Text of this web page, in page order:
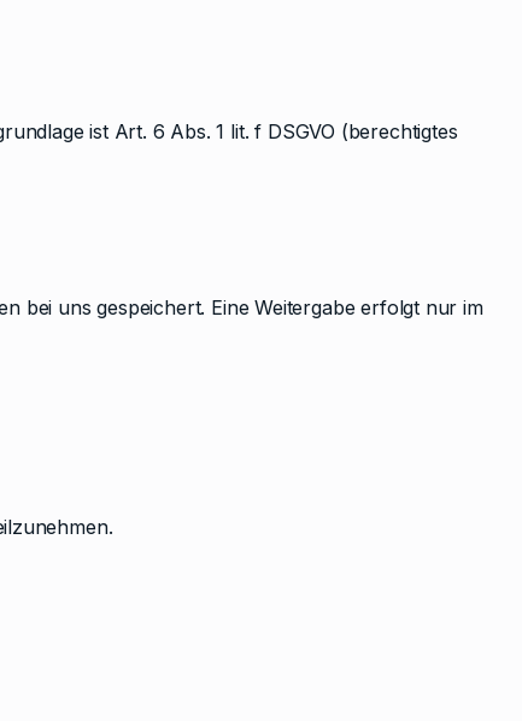
ist Art. 6 Abs. 1 lit. f DSGVO (berechtigtes
bei uns gespeichert. Eine Weitergabe erfolgt nur im